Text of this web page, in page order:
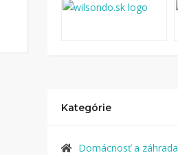
Kategórie
Domácnosť a záhrada